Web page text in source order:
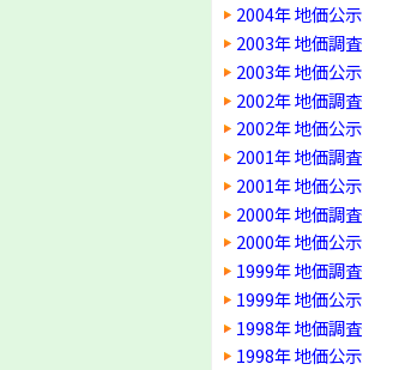
2004年 地価公示
2003年 地価調査
2003年 地価公示
2002年 地価調査
2002年 地価公示
2001年 地価調査
2001年 地価公示
2000年 地価調査
2000年 地価公示
1999年 地価調査
1999年 地価公示
1998年 地価調査
1998年 地価公示